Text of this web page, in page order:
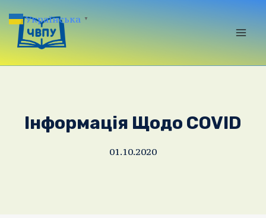
до
вмісту
Інформація Щодо COVID
01.10.2020
Українська ▼